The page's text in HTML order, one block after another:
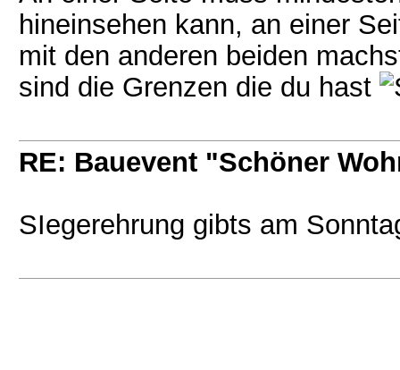
hineinsehen kann, an einer
mit den anderen beiden
sind die Grenzen die du hast
RE: Bauevent "Schöner
SIegerehrung gibts am